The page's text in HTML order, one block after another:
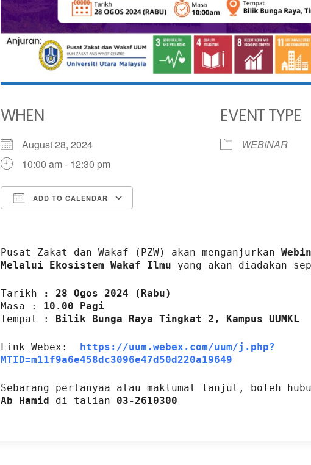
WHEN
August 28, 2024
10:00 am - 12:30 pm
ADD TO CALENDAR
EVENT TYPE
WEBINAR
Pusat Zakat dan Wakaf (PZW) akan menganjurkan
Melalui Ekosistem Wakaf Ilmu yang akan diadakan
Tarikh
: 28 Ogos 2024 (Rabu)
Masa : 10.00 Pagi
Tempat : Bilik Bunga Raya Tingkat 2, Kampus UUMKL
Link Webex: https://uum.webex.com/uum/j.php?
MTID=m11f9a6e458dc3096e47d50d220a19649
Sebarang pertanyaa atau maklumat lanjut, boleh
Ab Hamid di talian 03-2610300​